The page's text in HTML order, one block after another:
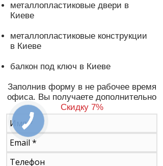
металлопластиковые двери в
Киеве
металлопластиковые конструкции
в Киеве
балкон под ключ в Киеве
Заполнив форму в не рабочее время
офиса. Вы получаете дополнительно
Скидку 7%